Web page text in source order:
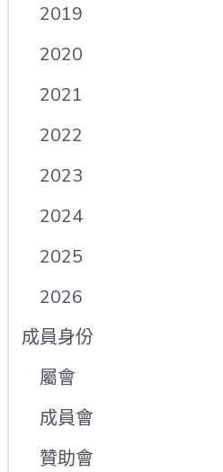
2019
2020
2021
2022
2023
2024
2025
2026
成員身份
屬會
成員會
贊助會